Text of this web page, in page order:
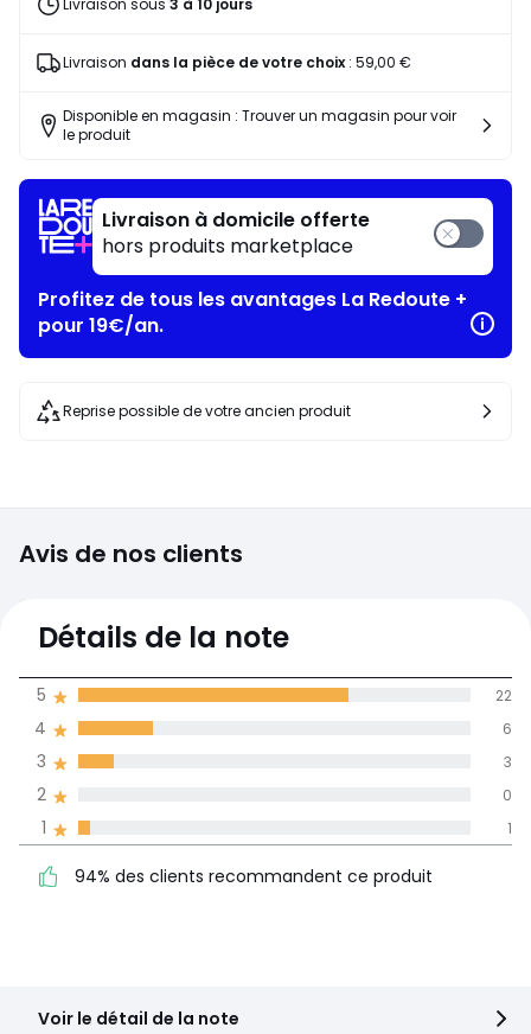
Livraison sous 3 à 10 jours
Livraison dans la pièce de votre choix: 59,00 €
Disponible en magasin : Trouver un magasin pour voir
le produit
Livraison à domicile offerte
hors produits marketplace
Profitez de tous les avantages La Redoute +
pour 19€/an.
Reprise possible de votre ancien produit
Avis de nos clients
4,5
moyenne des avis
dans toutes les
4 6
5
Voir le détail de la note
Détails de la note
1 1
2 0
3 3
4 6
5 22
94% des clients recommandent ce produit